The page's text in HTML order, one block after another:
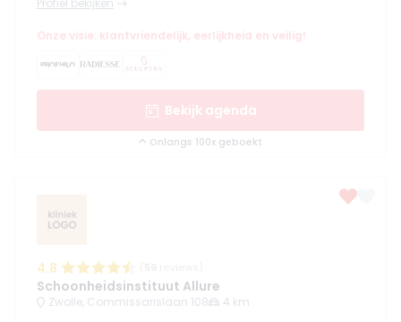
Onze visie: klantvriendelijk, eerlijkheid en veilig!
Bekijk agenda
Onlangs 100x geboekt
4.8
Schoonheidsinstituut Allure
Zwolle, Commissarislaan 108 4 km